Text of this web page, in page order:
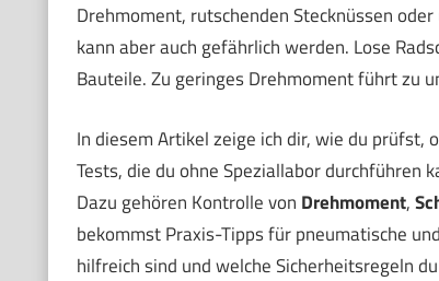
Drehmoment, rutschenden Stecknüssen
kann aber auch gefährlich werden. Lose
Bauteile. Zu geringes Drehmoment führt zu
In diesem Artikel zeige ich dir, wie du prüfst,
Tests, die du ohne Speziallabor durchführen
Dazu gehören Kontrolle von Drehmoment,
bekommst Praxis-Tipps für pneumatische
hilfreich sind und welche Sicherheitsregeln